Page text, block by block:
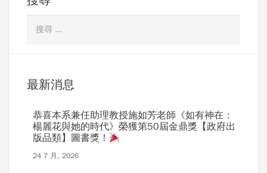
最新消息
恭喜本系兼任助理教授施如芳老師《如有神在：
楊麗花與她的時代》榮獲第50屆金鼎獎【政府出
版品類】圖書獎！
24 7 月, 2026